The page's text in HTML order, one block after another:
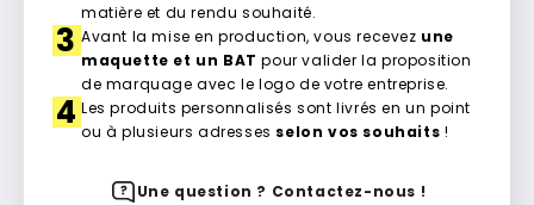
matière et du rendu souhaité.
3 Avant la mise en production, vous recevez une
maquette et un BAT pour valider la proposition
de marquage avec le logo de votre entreprise.
4 Les produits personnalisés sont livrés en un point
ou à plusieurs adresses selon vos souhaits !
Une question ? Contactez-nous !